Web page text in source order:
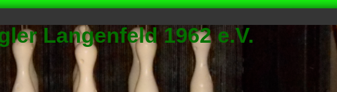
Langenfeld 1962 e.V.